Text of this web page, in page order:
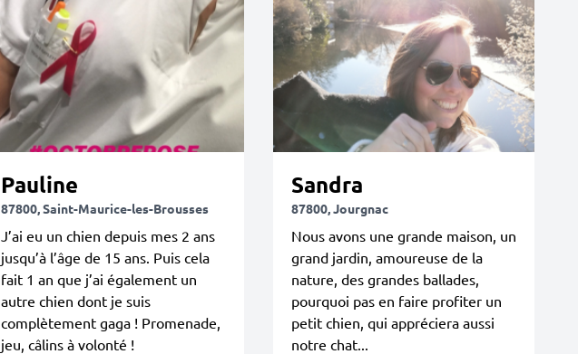
Pauline
87800, Saint-Maurice-les-Brousses
J’ai eu un chien depuis mes 2 ans
jusqu’à l’âge de 15 ans. Puis cela
fait 1 an que j’ai également un
autre chien dont je suis
complètement gaga ! Promenade,
jeu, câlins à volonté !
Sandra
87800, Jourgnac
Nous avons une grande maison, un
grand jardin, amoureuse de la
nature, des grandes ballades,
pourquoi pas en faire profiter un
petit chien, qui appréciera aussi
notre chat...